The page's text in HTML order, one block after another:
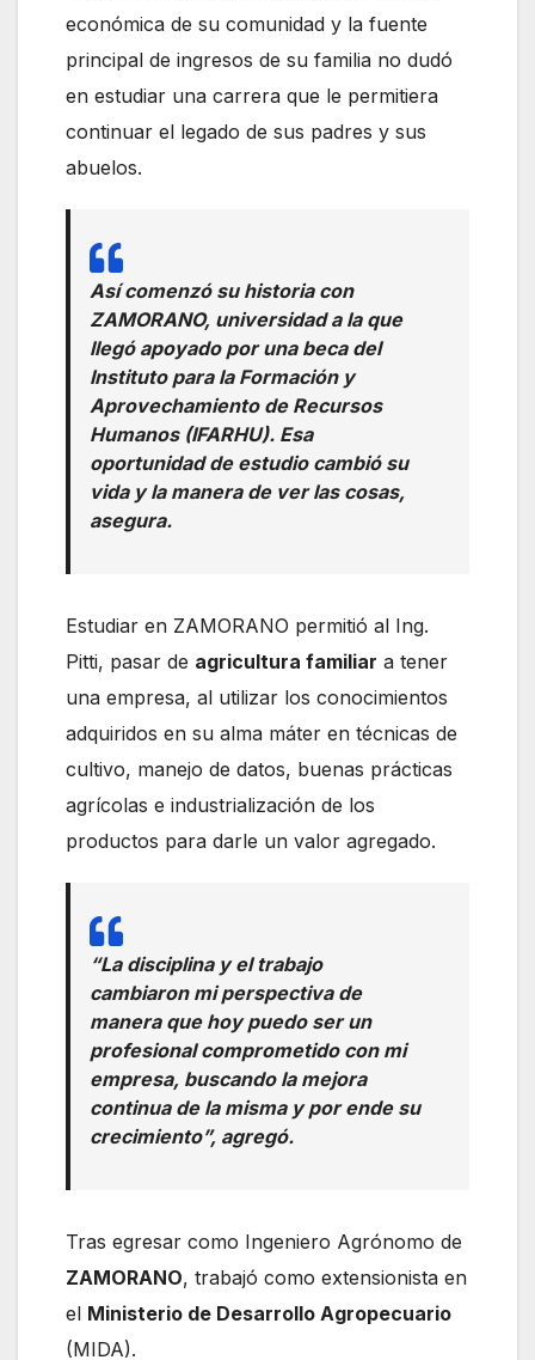
económica de su comunidad y la fuente
principal de ingresos de su familia no dudó
en estudiar una carrera que le permitiera
continuar el legado de sus padres y sus
abuelos.
Así comenzó su historia con
ZAMORANO, universidad a la que
llegó apoyado por una beca del
Instituto para la Formación y
Aprovechamiento de Recursos
Humanos (IFARHU). Esa
oportunidad de estudio cambió su
vida y la manera de ver las cosas,
asegura.
Estudiar en ZAMORANO permitió al Ing.
Pitti, pasar de agricultura familiar a tener
una empresa, al utilizar los conocimientos
adquiridos en su alma máter en técnicas de
cultivo, manejo de datos, buenas prácticas
agrícolas e industrialización de los
productos para darle un valor agregado.
“La disciplina y el trabajo
cambiaron mi perspectiva de
manera que hoy puedo ser un
profesional comprometido con mi
empresa, buscando la mejora
continua de la misma y por ende su
crecimiento”, agregó.
Tras egresar como Ingeniero Agrónomo de
ZAMORANO, trabajó como extensionista en
el Ministerio de Desarrollo Agropecuario
(MIDA).